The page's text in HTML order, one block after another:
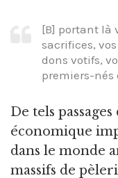
[B] portant là
sacrifices,
dons votifs,
premiers-nés
De tels
économique
dans le monde
massifs de